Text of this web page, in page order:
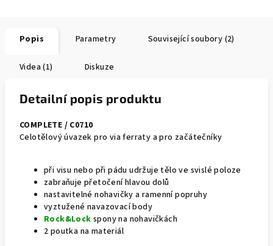
Popis Parametry Související soubory (2)
Videa (1) Diskuze
Detailní popis produktu
COMPLETE / C0710
Celotělový úvazek pro via ferraty a pro začátečníky
při visu nebo při pádu udržuje tělo ve svislé poloze
zabraňuje přetočení hlavou dolů
nastavitelné nohavičky a ramenní popruhy
vyztužené navazovací body
Rock&Lock spony na nohavičkách
2 poutka na materiál